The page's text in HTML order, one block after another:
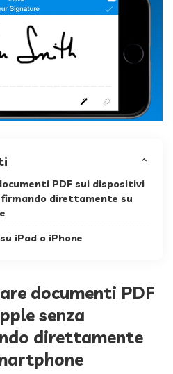
PDF sui dispositivi
direttamente su
iPad o iPhone
documenti PDF
senza
direttamente